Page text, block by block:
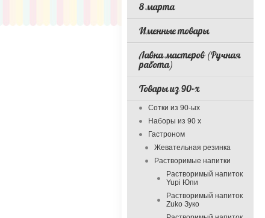
8 марта
Именные товары
Лавка мастеров (Ручная
работа)
Товары из 90-х
Сотки из 90-ых
Наборы из 90 х
Гастроном
Жевательная резинка
Растворимые напитки
Растворимый напиток
Yupi Юпи
Растворимый напиток
Zuko Зуко